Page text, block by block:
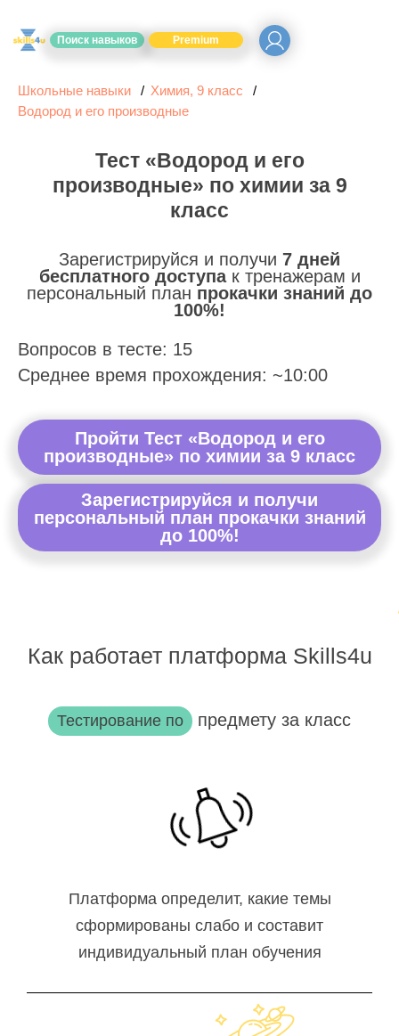
Поиск навыков Premium
Школьные навыки
Химия, 9 класс
Водород и его производные
Тест «Водород и его
производные» по химии за 9
класс
Зарегистрируйся и получи 7 дней
бесплатного доступак тренажерам и
персональный план прокачки знаний до
100%!
Вопросов в тесте: 15
Среднее время прохождения: ~10:00
Пройти Тест «Водород и его
производные» по химии за 9 класс
Зарегистрируйся и получи
персональный план прокачки знаний
до 100%!
Как работает платформа Skills4u
Тестирование по предмету за класс
Платформа определит, какие темы
сформированы слабо и составит
индивидуальный план обучения